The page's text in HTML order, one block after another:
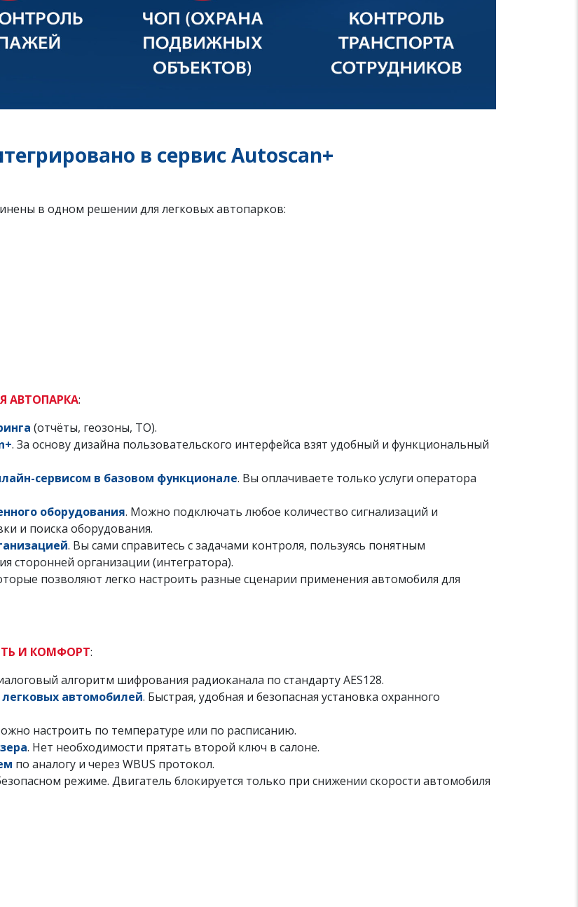
в сервис Autoscan+
в одном решении для легковых автопарков:
АВТОПАРКА:
(отчёты, геозоны, ТО).
. За основу дизайна пользовательского интерфейса взят удобный и функциональный
сервисом в базовом функционале. Вы оплачиваете только услуги оператора
оборудования. Можно подключать любое количество сигнализаций и
и поиска оборудования.
. Вы сами справитесь с задачами контроля, пользуясь понятным
сторонней организации (интегратора).
позволяют легко настроить разные сценарии применения автомобиля для
И КОМФОРТ:
алгоритм шифрования радиоканала по стандарту AES128.
автомобилей. Быстрая, удобная и безопасная установка охранного
настроить по температуре или по расписанию.
. Нет необходимости прятать второй ключ в салоне.
по аналогу и через WBUS протокол.
режиме. Двигатель блокируется только при снижении скорости автомобиля